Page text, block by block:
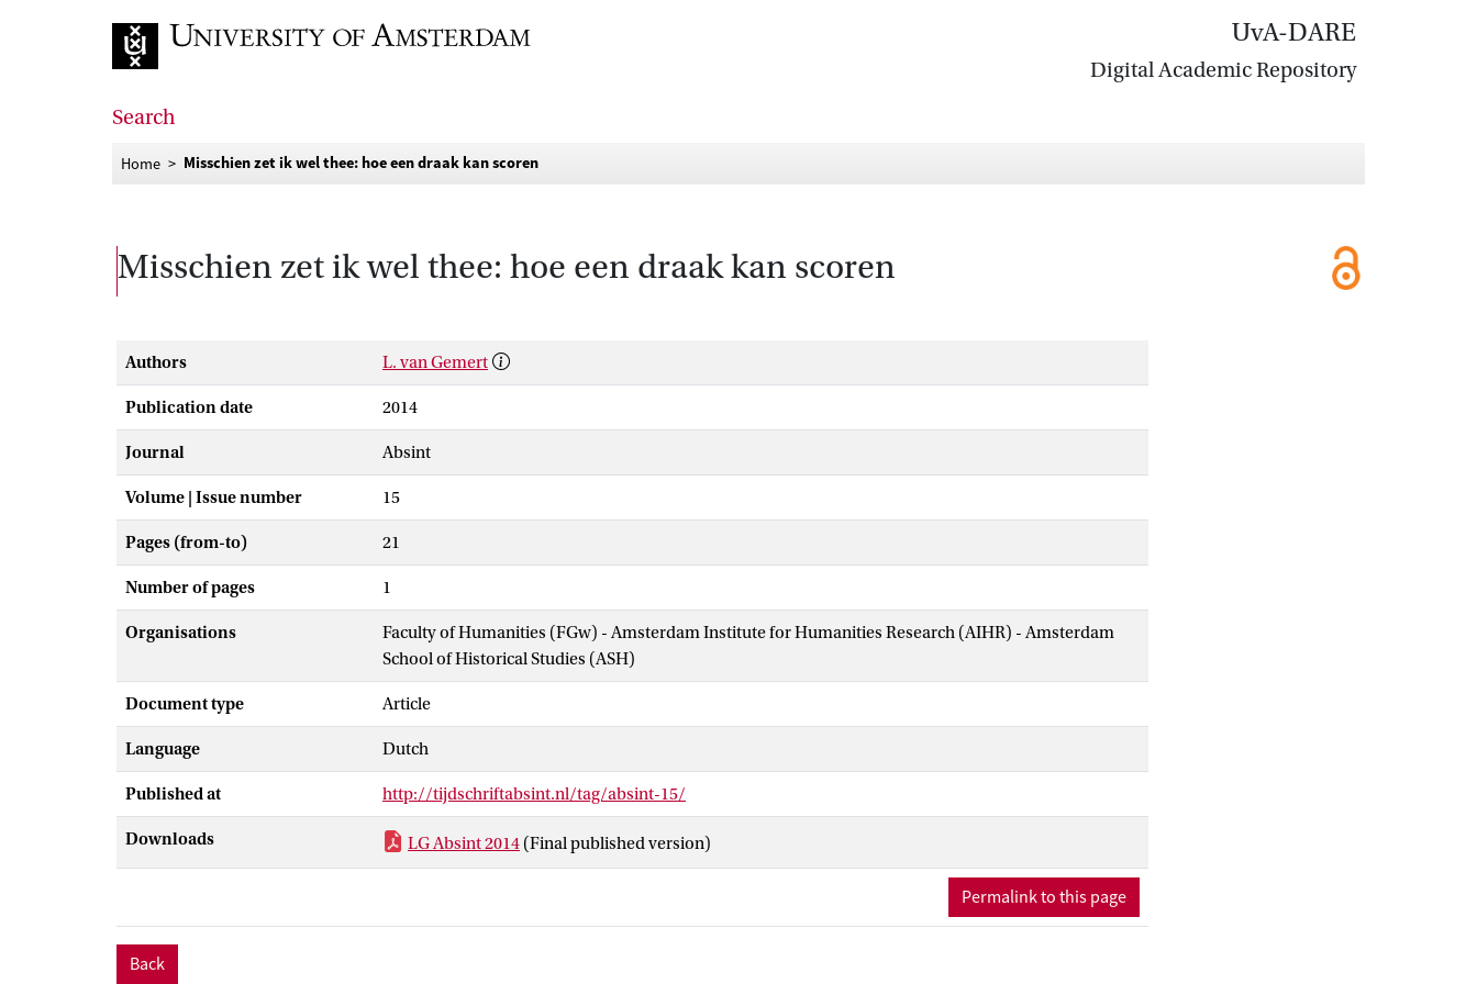
UvA-DARE
Digital Academic Repository
Search
Home Misschien zet ik wel thee: hoe een draak kan scoren
Misschien zet ik wel thee: hoe een draak kan scoren
Authors L. van Gemert
Publication date 2014
Journal Absint
Volume | Issue number 15
Pages (from-to) 21
Number of pages 1
Organisations
Faculty of Humanities (FGw) - Amsterdam Institute for Humanities Research (AIHR) - Amsterdam
School of Historical Studies (ASH)
Document type Article
Language Dutch
Published at http://tijdschriftabsint.nl/tag/absint-15/
Downloads LG Absint 2014 (Final published version)
Permalink to this page
Back